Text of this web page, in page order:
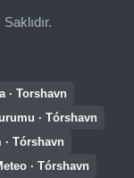
· Torshavn
· Tórshavn
· Tórshavn
· Tórshavn